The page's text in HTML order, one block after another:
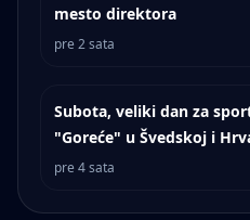
mesto direktora
pre 2 sata
Subota, veliki dan za
"Goreće" u Švedskoj i
pre 4 sata